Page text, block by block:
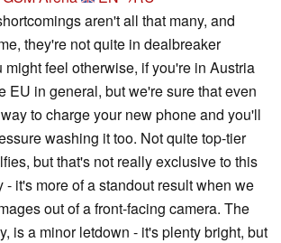
aren't all that many, and
they're not quite in dealbreaker
might feel otherwise, if you're in Austria
EU in general, but we're sure that even
to charge your new phone and you'll
washing it too. Not quite top-tier
but that's not really exclusive to this
it's more of a standout result when we
out of a front-facing camera. The
is a minor letdown - it's plenty bright, but